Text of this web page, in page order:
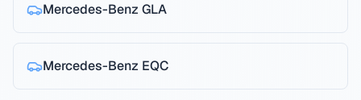
Mercedes-Benz GLA
Mercedes-Benz EQC